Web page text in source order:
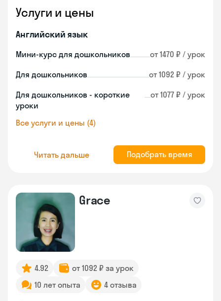
Услуги и цены
Английский язык
Мини-курс для дошкольников от 1470 ₽ / урок
Для дошкольников от 1092 ₽ / урок
Для дошкольников - короткие
уроки
от 1077 ₽ / урок
Все услуги и цены (4)
Читать дальше Подобрать время
Grace
4.92
от 1092 ₽ за урок
10 лет опыта
4 отзыва